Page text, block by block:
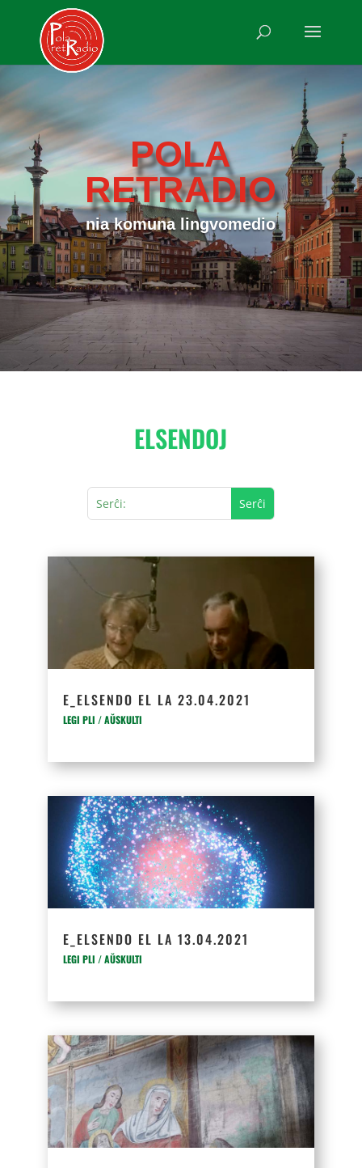
POLA
RETRADIO
nia komuna lingvomedio
ELSENDOJ
E_ELSENDO EL LA 23.04.2021
LEGI PLI / AŬSKULTI
E_ELSENDO EL LA 13.04.2021
LEGI PLI / AŬSKULTI